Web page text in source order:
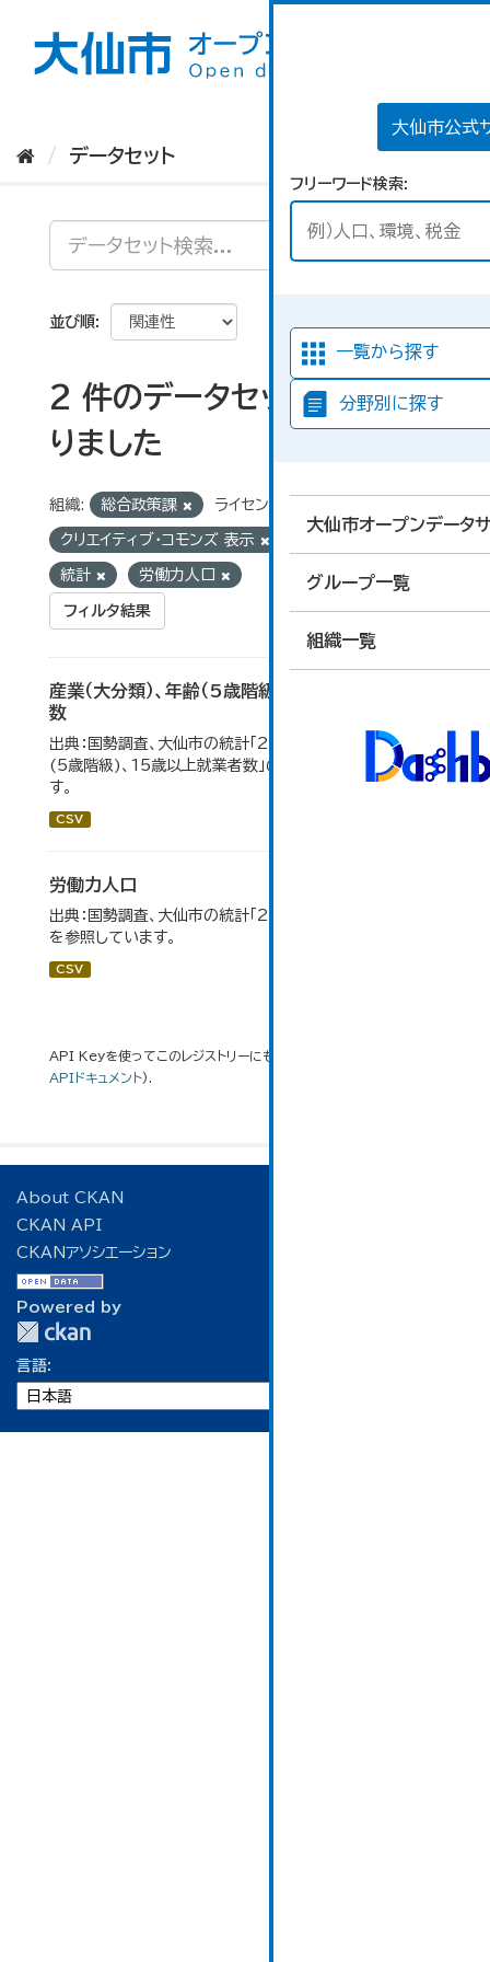
大仙市公式
フリーワード検索
一覧から探す
分野別に探す
大仙市オープンデータ
グループ一覧
組織一覧
データセット
並び順
2 件のデータセットが見つか
りました
組織: 総合政策課 ライセンス:
クリエイティブ・コモンズ 表示
統計 労働力人口
フィルタ結果
産業（大分類）、年齢（5歳階級）、15歳以上就業者
数
出典：国勢調査、大仙市の統計「2-7 産業(大分類)、年齢
(5歳階級)、15歳以上就業者数」のデータを参照していま
す。
CSV
労働力人口
出典：国勢調査、大仙市の統計「2-6 労働力人口」のデータ
を参照しています。
CSV
API Keyを使ってこのレジストリーにもアクセス可能です
APIドキュメント).
About CKAN
CKAN API
CKANアソシエーション
Powered by
言語